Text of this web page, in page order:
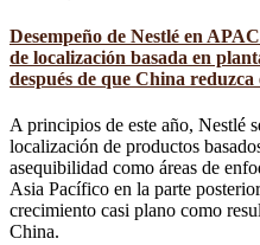
Desempeño de Nestlé en
de localización basada en
después de que China
A principios de este año, Nestlé
localización de productos
asequibilidad como áreas de
Asia Pacífico en la parte
crecimiento casi plano como
China.